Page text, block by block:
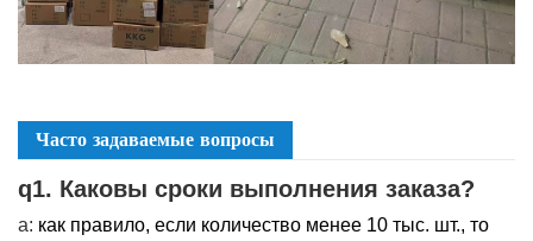
Часто задаваемые вопросы
q1. Каковы сроки выполнения заказа?
а: как правило, если количество менее 10 тыс. шт., то